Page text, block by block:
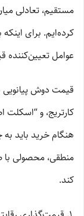
مستقیم، تعادلی
کرده‌ایم. برای
عوامل تعیین‌کننده
قیمت دوش
کارتریج، و “اسکلت
هنگام خرید باید
منطقی، محصولی با
کند.